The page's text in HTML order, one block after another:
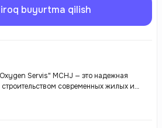
buyurtma qilish
Servis" MCHJ — это надежная
современных жилых и
на высоком качестве и